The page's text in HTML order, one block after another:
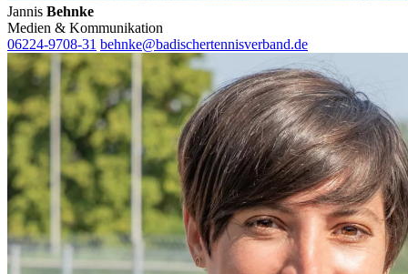
Jannis Behnke
Medien & Kommunikation
06224-9708-31 behnke@badischertennisverband.de